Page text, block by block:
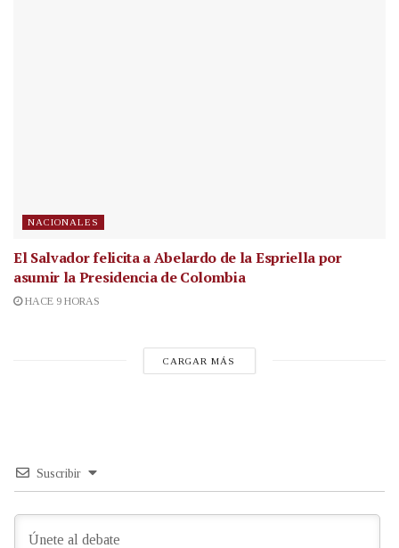
NACIONALES
El Salvador felicita a Abelardo de la Espriella por
asumir la Presidencia de Colombia
HACE 9 HORAS
CARGAR MÁS
Suscribir